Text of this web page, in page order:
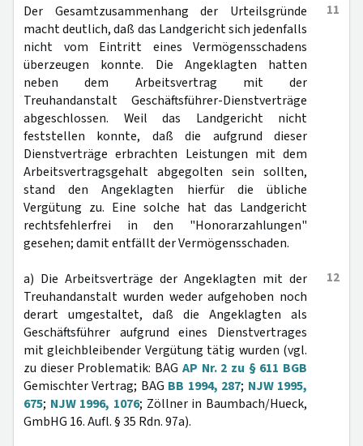
11
Der Gesamtzusammenhang der Urteilsgründe
macht deutlich, daß das Landgericht sich jedenfalls
nicht vom Eintritt eines Vermögensschadens
überzeugen konnte. Die Angeklagten hatten
neben dem Arbeitsvertrag mit der
Treuhandanstalt Geschäftsführer-Dienstverträge
abgeschlossen. Weil das Landgericht nicht
feststellen konnte, daß die aufgrund dieser
Dienstverträge erbrachten Leistungen mit dem
Arbeitsvertragsgehalt abgegolten sein sollten,
stand den Angeklagten hierfür die übliche
Vergütung zu. Eine solche hat das Landgericht
rechtsfehlerfrei in den "Honorarzahlungen"
gesehen; damit entfällt der Vermögensschaden.
12
a) Die Arbeitsverträge der Angeklagten mit der
Treuhandanstalt wurden weder aufgehoben noch
derart umgestaltet, daß die Angeklagten als
Geschäftsführer aufgrund eines Dienstvertrages
mit gleichbleibender Vergütung tätig wurden (vgl.
zu dieser Problematik: BAG AP Nr. 2 zu § 611 BGB
Gemischter Vertrag; BAG BB 1994, 287; NJW 1995,
675; NJW 1996, 1076; Zöllner in Baumbach/Hueck,
GmbHG 16. Aufl. § 35 Rdn. 97a).